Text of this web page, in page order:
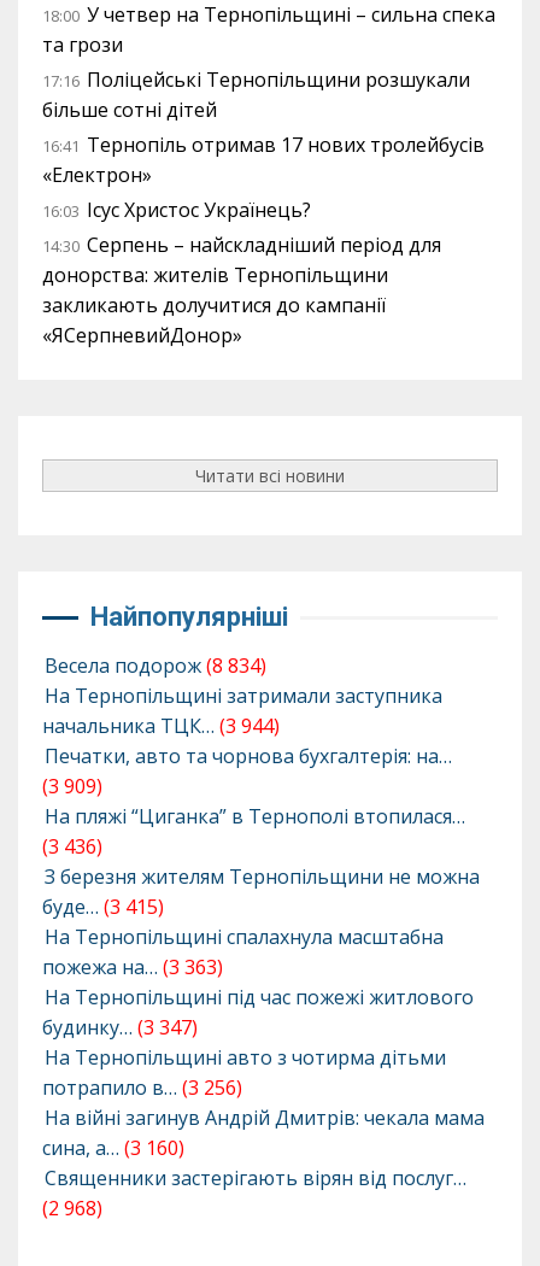
18:00 У четвер на Тернопільщині – сильна спека
та грози
17:16 Поліцейські Тернопільщини розшукали
більше сотні дітей
16:41 Тернопіль отримав 17 нових тролейбусів
«Електрон»
16:03 Ісус Христос Українець?
14:30 Серпень – найскладніший період для
донорства: жителів Тернопільщини
закликають долучитися до кампанії
«ЯСерпневийДонор»
Читати всі новини
Найпопулярніші
Весела подорож(8 834)
На Тернопільщині затримали заступника
начальника ТЦК… (3 944)
Печатки, авто та чорнова бухгалтерія: на…
(3 909)
На пляжі “Циганка” в Тернополі втопилася…
(3 436)
З березня жителям Тернопільщини не можна
буде… (3 415)
На Тернопільщині спалахнула масштабна
пожежа на… (3 363)
На Тернопільщині під час пожежі житлового
будинку… (3 347)
На Тернопільщині авто з чотирма дітьми
потрапило в… (3 256)
На війні загинув Андрій Дмитрів: чекала мама
сина, а… (3 160)
Священники застерігають вірян від послуг…
(2 968)